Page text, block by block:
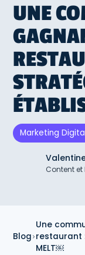
UNE
Marketing
Content et
Blog
Une
restaurant
MELT￼